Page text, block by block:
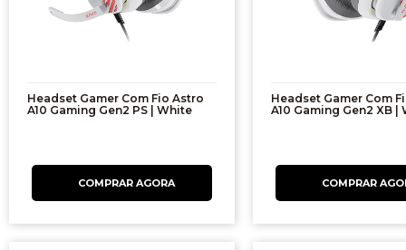
Headset Gamer Com Fio Astro
A10 Gaming Gen2 PS | White
Headset Gamer Com
A10 Gaming Gen2 XB |